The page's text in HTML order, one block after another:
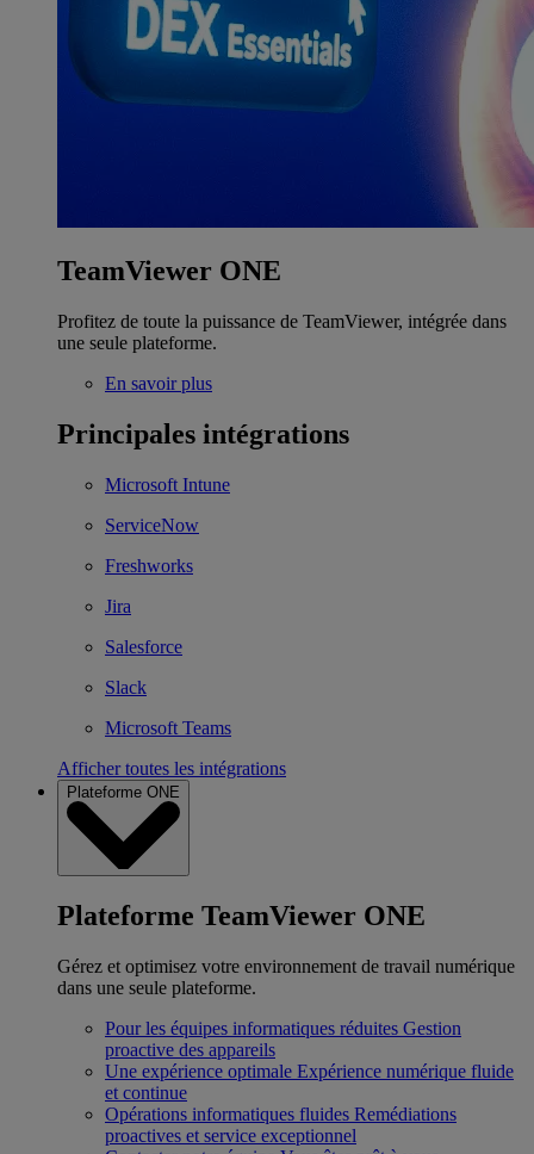
TeamViewer ONE
Profitez de toute la puissance de TeamViewer, intégrée dans
une seule plateforme.
En savoir plus
Principales intégrations
Microsoft Intune
ServiceNow
Freshworks
Jira
Salesforce
Slack
Microsoft Teams
Afficher toutes les intégrations
Plateforme ONE
Plateforme TeamViewer ONE
Gérez et optimisez votre environnement de travail numérique
dans une seule plateforme.
Pour les équipes informatiques réduites Gestion
proactive des appareils
Une expérience optimale Expérience numérique fluide
et continue
Opérations informatiques fluides Remédiations
proactives et service exceptionnel